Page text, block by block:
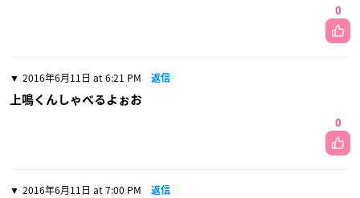
0
2016年6月11日 at 6:21 PM 返信
上鳴くんしゃべるよぉお
0
2016年6月11日 at 7:00 PM 返信